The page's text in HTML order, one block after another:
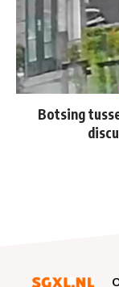
Botsing